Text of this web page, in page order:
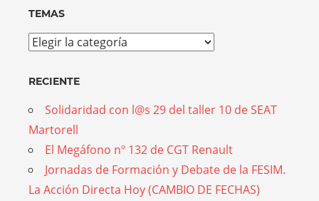
TEMAS
Temas
RECIENTE
Solidaridad con l@s 29 del taller 10 de SEAT
Martorell
El Megáfono nº 132 de CGT Renault
Jornadas de Formación y Debate de la FESIM.
La Acción Directa Hoy (CAMBIO DE FECHAS)